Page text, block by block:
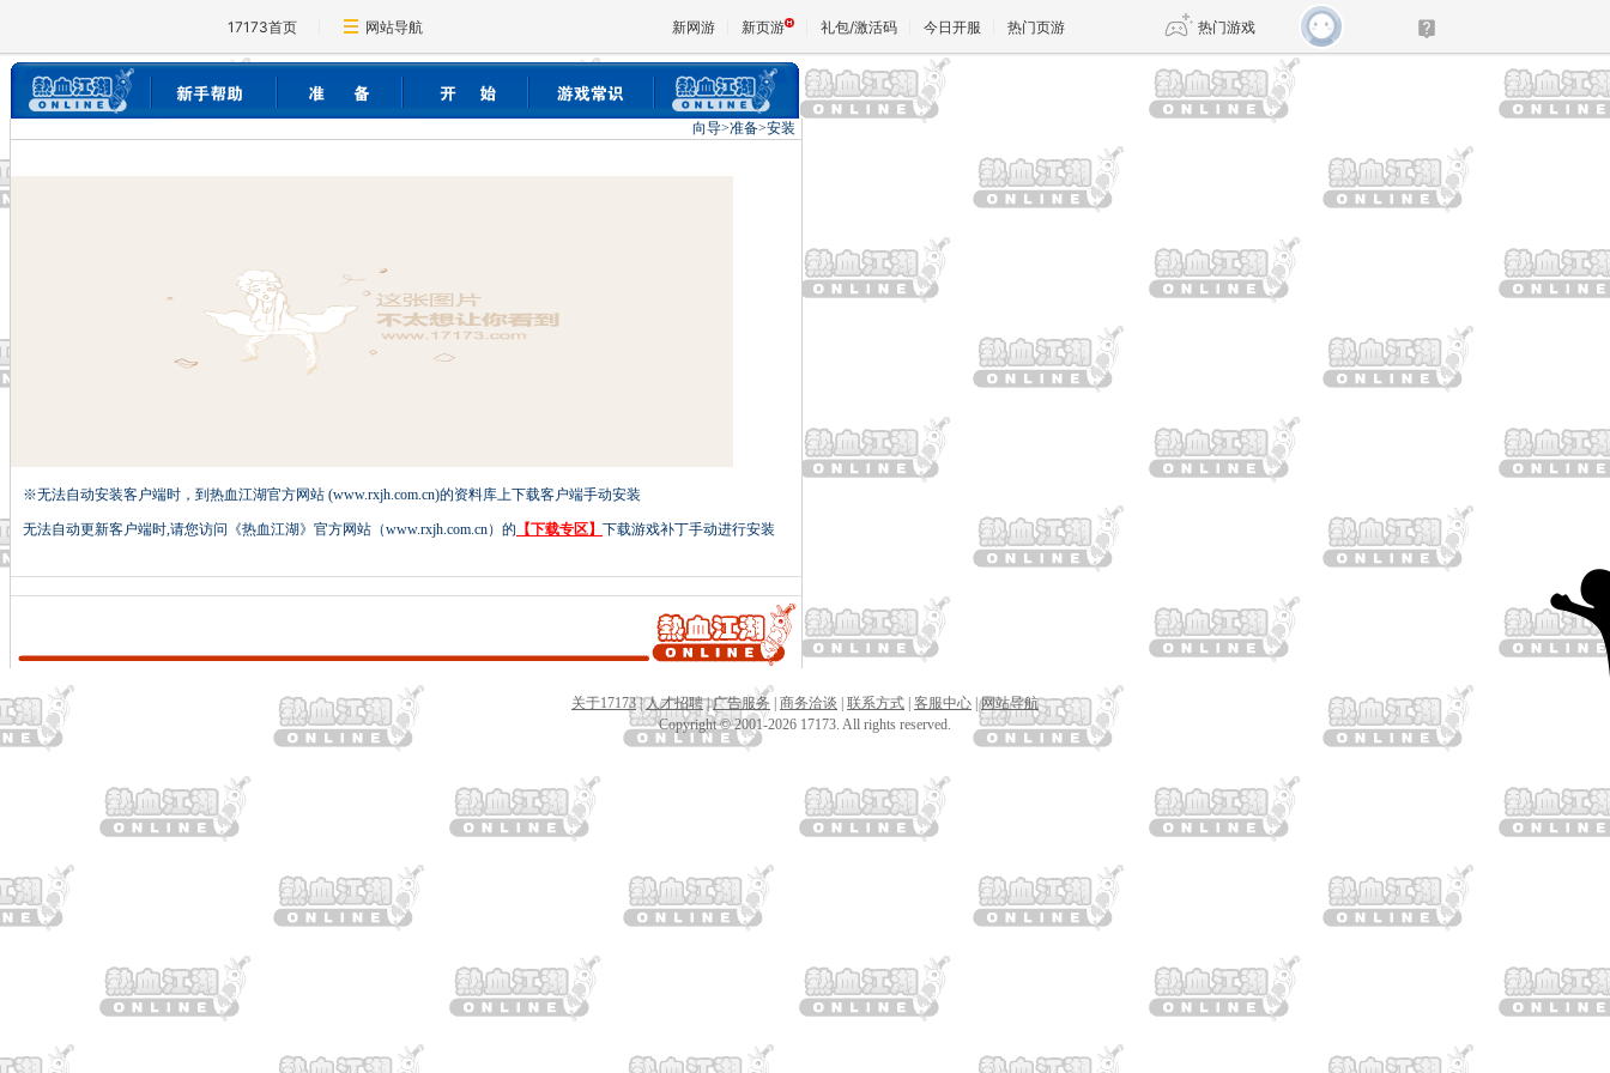
17173首页 网站导航 新网游 新页游 礼包/激活码 今日开服 热门页游 热门游戏
天堂 剑网3旗舰版
诛仙世界 仙剑世界
向导>准备>安装
※无法自动安装客户端时，到热血江湖官方网站 (www.rxjh.com.cn)的资料库上下载客户端手动安装
无法自动更新客户端时,请您访问《热血江湖》官方网站（www.rxjh.com.cn）的 【下载专区】 下载游戏补丁手动进行安装
关于17173|人才招聘|广告服务 商务洽谈 联系方式 客服中心 |网站导航
Copyright © 2001-2026 17173. All rights reserved.